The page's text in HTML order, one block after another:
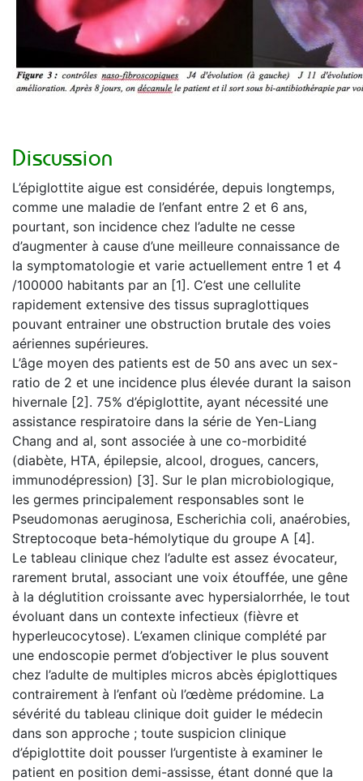
Discussion
L’épiglottite aigue est considérée, depuis longtemps,
comme une maladie de l’enfant entre 2 et 6 ans,
pourtant, son incidence chez l’adulte ne cesse
d’augmenter à cause d’une meilleure connaissance de
la symptomatologie et varie actuellement entre 1 et 4
/100000 habitants par an [1]. C’est une cellulite
rapidement extensive des tissus supraglottiques
pouvant entrainer une obstruction brutale des voies
aériennes supérieures.
L’âge moyen des patients est de 50 ans avec un sex-
ratio de 2 et une incidence plus élevée durant la saison
hivernale [2]. 75% d’épiglottite, ayant nécessité une
assistance respiratoire dans la série de Yen-Liang
Chang and al, sont associée à une co-morbidité
(diabète, HTA, épilepsie, alcool, drogues, cancers,
immunodépression) [3]. Sur le plan microbiologique,
les germes principalement responsables sont le
Pseudomonas aeruginosa, Escherichia coli, anaérobies,
Streptocoque beta-hémolytique du groupe A [4].
Le tableau clinique chez l’adulte est assez évocateur,
rarement brutal, associant une voix étouffée, une gêne
à la déglutition croissante avec hypersialorrhée, le tout
évoluant dans un contexte infectieux (fièvre et
hyperleucocytose). L’examen clinique complété par
une endoscopie permet d’objectiver le plus souvent
chez l’adulte de multiples micros abcès épiglottiques
contrairement à l’enfant où l’œdème prédomine. La
sévérité du tableau clinique doit guider le médecin
dans son approche ; toute suspicion clinique
d’épiglottite doit pousser l’urgentiste à examiner le
patient en position demi-assisse, étant donné que la